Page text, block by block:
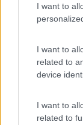
I want to
I want to
related to
device
I want to
related to
Lavarone (TN) -
Loc. Oseli 27